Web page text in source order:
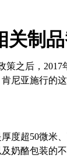
关制
之后，
亚施行的
超50微米
奶酪包装的